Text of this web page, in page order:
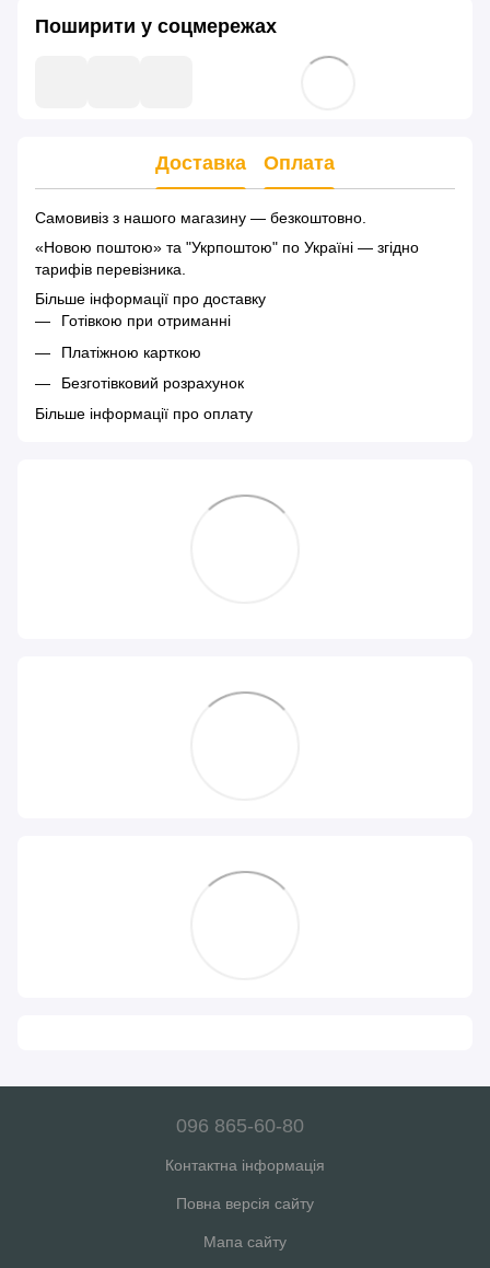
Поширити у соцмережах
Доставка Оплата
Самовивіз з нашого магазину — безкоштовно.
«Новою поштою» та "Укрпоштою" по Україні — згідно
тарифів перевізника.
Більше інформації про доставку
Готівкою при отриманні
Платіжною карткою
Безготівковий розрахунок
Більше інформації про оплату
096 865-60-80
Контактна інформація
Повна версія сайту
Мапа сайту